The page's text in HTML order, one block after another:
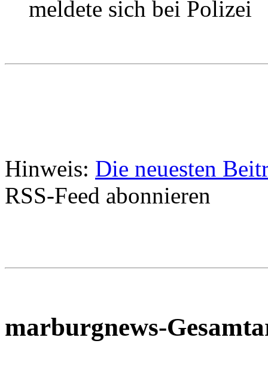
meldete sich bei Polizei
Hinweis: Die neuesten
RSS-Feed abonnieren
marburgnews-